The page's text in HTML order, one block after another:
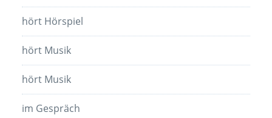
hört Hörspiel
hört Musik
hört Musik
im Gespräch